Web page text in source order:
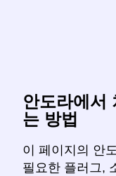
안도라에서
는 방법
이 페이지의 안
필요한 플러그,